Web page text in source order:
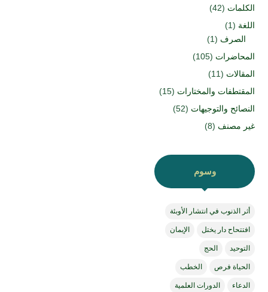
الكلمات (42)
اللغة (1)
الصرف (1)
المحاضرات (105)
المقالات (11)
المقتطفات والمختارات (15)
النصائح والتوجيهات (52)
غير مصنف (8)
وسوم
أثر الذنوب في انتشار الأوبئة
افتتحاح دار يختل الإيمان
التوحيد الحج
الحياة فرص الخطب
الدعاء الدورات العلمية